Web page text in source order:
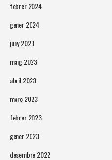
febrer 2024
gener 2024
juny 2023
maig 2023
abril 2023
març 2023
febrer 2023
gener 2023
desembre 2022